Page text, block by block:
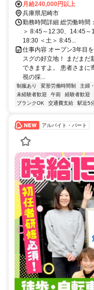
月給240,000円以上
兵庫県尼崎市
勤務時間詳細 総労働時間
＞ 8:45～12:30、14:45
18:30 ＜土＞ 8:45...
仕事内容 オープン3年目
スグの好立地！ まだまだ
できますよ。 患者さまに
視の採...
制服あり 変形労働時間制 主婦
未経験者歓迎
午前 経験者歓迎
ブランクOK
交通費支給 駅近5
アルバイト・パート